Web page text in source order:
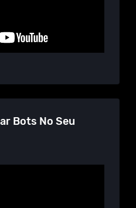
Bots No Seu